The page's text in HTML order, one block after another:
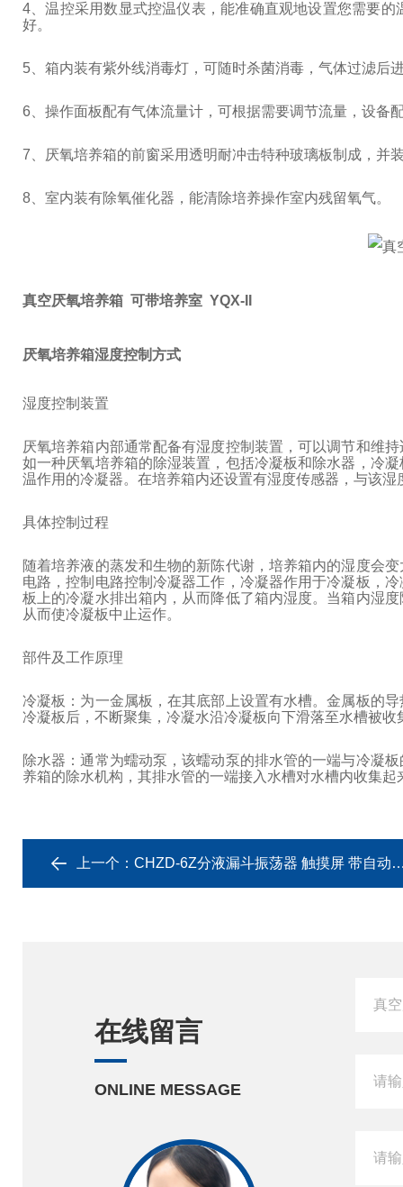
4 、温控采用数显式控温仪表，能准确直观地设置您需要
好。
5 、箱内装有紫外线消毒灯，可随时杀菌消毒，气体过滤
6 、操作面板配有气体流量计，可根据需要调节流量，设备
7 、厌氧培养箱的前窗采用透明耐冲击特种玻璃板制成，
8 、室内装有除氧催化器，能清除培养操作室内残留氧气。
真空厌氧培养箱 可带培养室 YQX-II
厌氧培养箱湿度控制方式
湿度控制装置
厌氧培养箱内部通常配备有湿度控制装置，可以调节和维
如一种厌氧培养箱的除湿装置，包括冷凝板和除水器，冷
温作用的冷凝器。在培养箱内还设置有湿度传感器，与该
具体控制过程
随着培养液的蒸发和生物的新陈代谢，培养箱内的湿度会
电路，控制电路控制冷凝器工作，冷凝器作用于冷凝板，
板上的冷凝水排出箱内，从而降低了箱内湿度。当箱内湿
从而使冷凝板中止运作。
部件及工作原理
冷凝板：为一金属板，在其底部上设置有水槽。金属板的
冷凝板后，不断聚集，冷凝水沿冷凝板向下滑落至水槽被
除水器：通常为蠕动泵，该蠕动泵的排水管的一端与冷凝
养箱的除水机构，其排水管的一端接入水槽对水槽内收集
上一个： CHZD-6Z分液漏斗振荡器 触摸屏 带自动放气
在线留言
ONLINE MESSAGE